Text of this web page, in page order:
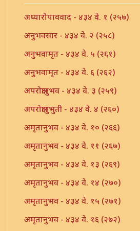
अध्यारोपाववाद - ४३४ वे. १ (२५७)
अनुभवसार - ४३४ वे. २ (२५८)
अनुभवामृत - ४३४ वे. ५ (२६१)
अनुभवामृत - ४३४ वे. ६ (२६२)
अपरोक्षानुभव - ४३४ वे. ३ (२५९)
अपरोक्षानुभुती - ४३४ वे. ४ (२६०)
अमृतानुभव - ४३४ वे. १० (२६६)
अमृतानुभव - ४३४ वे. ११ (२६७)
अमृतानुभव - ४३४ वे. १३ (२६९)
अमृतानुभव - ४३४ वे. १४ (२७०)
अमृतानुभव - ४३४ वे. १५ (२७१)
अमृतानुभव - ४३४ वे. १६ (२७२)